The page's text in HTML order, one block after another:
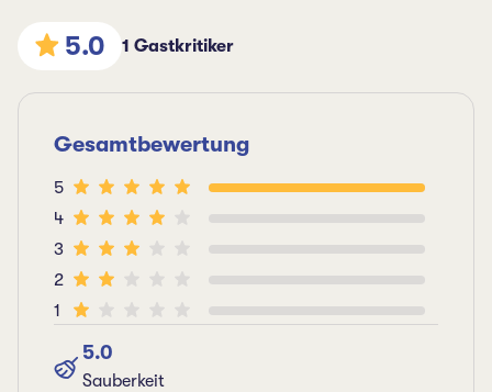
5.0 1 Gastkritiker
Gesamtbewertung
5
4
3
2
1
5.0
Sauberkeit